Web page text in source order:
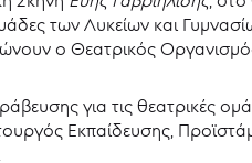
των Λυκείων και
ο Θεατρικός
για τις θεατρικές
Εκπαίδευσης,